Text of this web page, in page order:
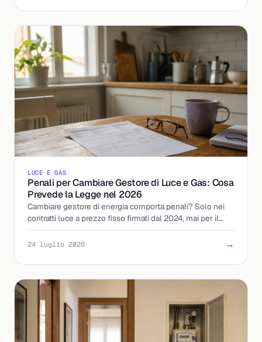
LUCE E GAS
Penali per Cambiare Gestore di Luce e Gas: Cosa
Prevede la Legge nel 2026
Cambiare gestore di energia comporta penali? Solo nei
contratti luce a prezzo fisso firmati dal 2024, mai per il
gas. Ecco le regole ARERA e come tutelarti.
24 luglio 2026 →